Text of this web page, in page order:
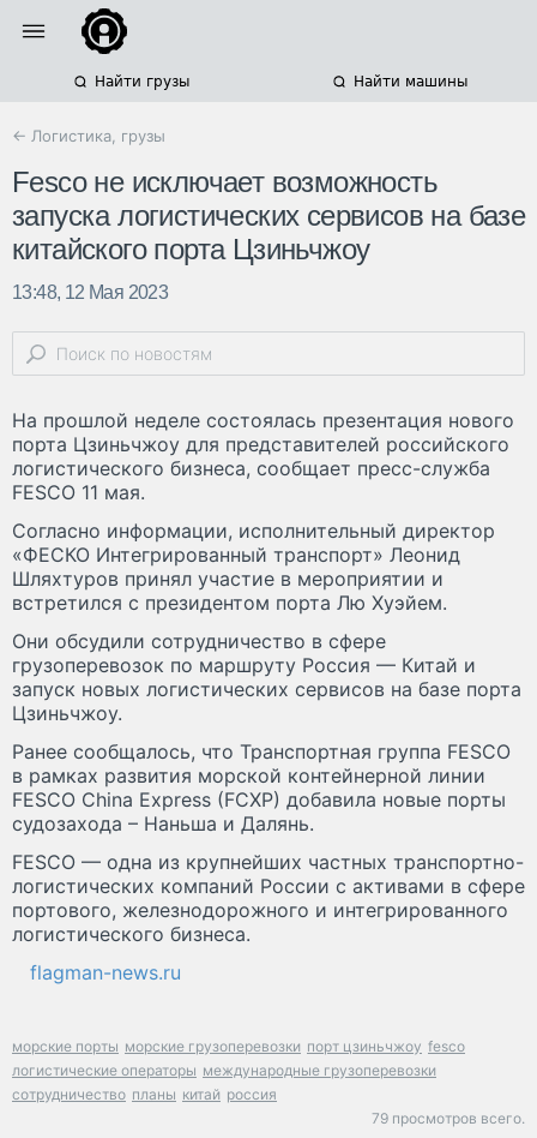
Найти грузы Найти машины
← Логистика, грузы
Fesco не исключает возможность
запуска логистических сервисов на базе
китайского порта Цзиньчжоу
13:48, 12 Мая 2023
На прошлой неделе состоялась презентация нового
порта Цзиньчжоу для представителей российского
логистического бизнеса, сообщает пресс-служба
FESCO 11 мая.
Согласно информации, исполнительный директор
«ФЕСКО Интегрированный транспорт» Леонид
Шляхтуров принял участие в мероприятии и
встретился с президентом порта Лю Хуэйем.
Они обсудили сотрудничество в сфере
грузоперевозок по маршруту Россия — Китай и
запуск новых логистических сервисов на базе порта
Цзиньчжоу.
Ранее сообщалось, что Транспортная группа FESCO
в рамках развития морской контейнерной линии
FESCO China Express (FCXP) добавила новые порты
судозахода – Наньша и Далянь.
FESCO — одна из крупнейших частных транспортно-
логистических компаний России с активами в сфере
портового, железнодорожного и интегрированного
логистического бизнеса.
flagman-news.ru
морские порты морские грузоперевозки порт цзиньчжоу fesco
логистические операторы международные грузоперевозки
сотрудничество планы китай россия
79 просмотров всего.